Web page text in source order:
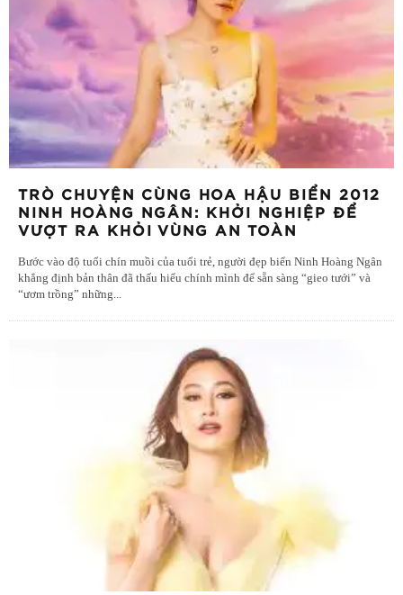
TRÒ CHUYỆN CÙNG HOA HẬU BIỂN 2012
NINH HOÀNG NGÂN: KHỞI NGHIỆP ĐỂ
VƯỢT RA KHỎI VÙNG AN TOÀN
Bước vào độ tuổi chín muồi của tuổi trẻ, người đẹp biển Ninh Hoàng Ngân
khẳng định bản thân đã thấu hiểu chính mình để sẵn sàng “gieo tưới” và
“ươm trồng” những...